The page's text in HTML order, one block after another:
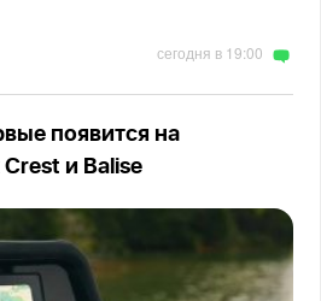
сегодня в 19:00
появится на
и Balise